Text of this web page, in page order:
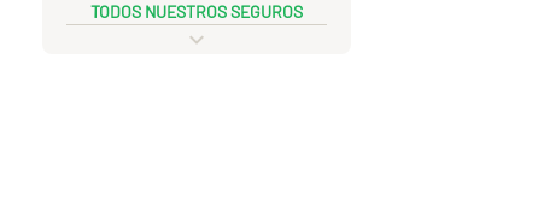
TODOS NUESTROS SEGUROS